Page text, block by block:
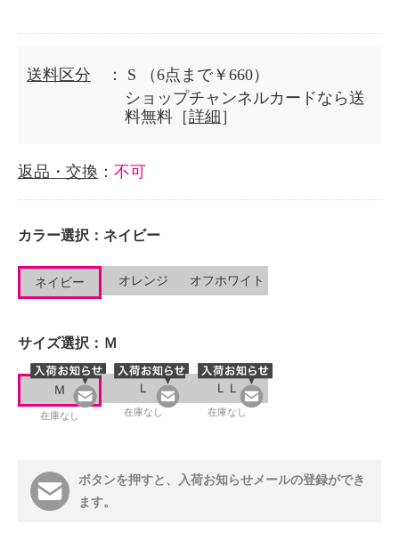
送料区分 ： S
（6点まで￥660）
ショップチャンネルカードなら送
料無料［詳細 ］
返品・交換 ： 不可
カラー選択： ネイビー
ネイビー オレンジ オフホワイト
サイズ選択： Ｍ
Ｍ
在庫なし
Ｌ
在庫なし
ＬＬ
在庫なし
ボタンを押すと、入荷お知らせメールの登録ができ
ます。